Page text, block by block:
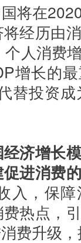
将在
经历由
人消费
增长的
替投资
济增长
进消费
入，保
热点，
费升级